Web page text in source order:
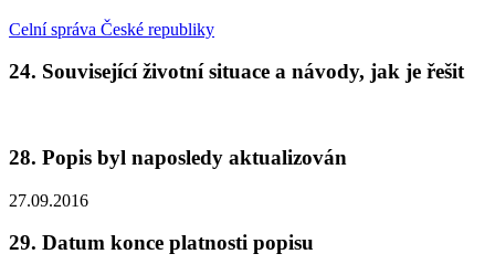
Celní správa České republiky
24. Související životní situace a návody, jak je řešit
28. Popis byl naposledy aktualizován
27.09.2016
29. Datum konce platnosti popisu